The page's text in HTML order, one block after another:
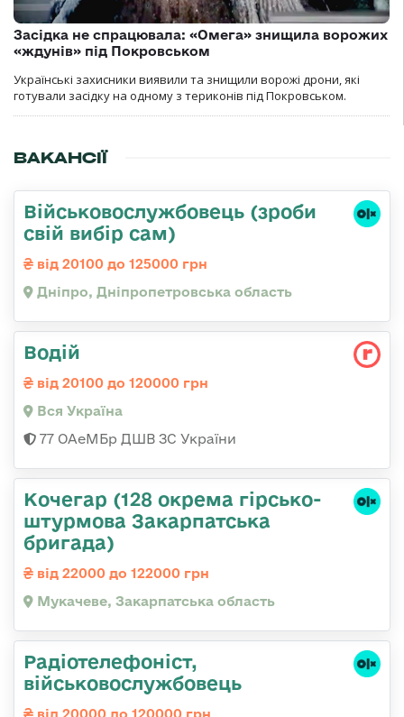
Засідка не спрацювала: «Омега» знищила ворожих
«ждунів» під Покровськом
Українські захисники виявили та знищили ворожі дрони, які
готували засідку на одному з териконів під Покровськом.
ВАКАНСІЇ
Військовослужбовець (зроби
свій вибір сам)
від 20100 до 125000 грн
Дніпро, Дніпропетровська область
Водій
від 20100 до 120000 грн
Вся Україна
77 ОАеМБр ДШВ ЗС України
Кочегар (128 окрема гірсько-
штурмова Закарпатська
бригада)
від 22000 до 122000 грн
Мукачеве, Закарпатська область
Радіотелефоніст,
військовослужбовець
від 20000 до 120000 грн